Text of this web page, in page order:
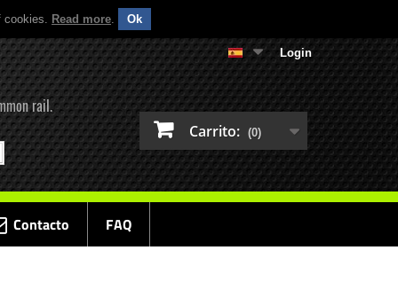
cookies. Read more. Ok
Login
Carrito: (0)
rail.
Contacto FAQ